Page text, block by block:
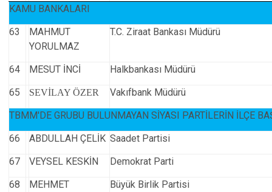
KAMU BANKALARI
63
MAHMUT
YORULMAZ
T.C. Ziraat Bankası Müdürü
64 MESUT İNCİ
Halkbankası Müdürü
65
SEVİLAY ÖZER
Vakıfbank Müdürü
TBMM'DE GRUBU BULUNMAYAN SİYASI PARTİLERİN İLÇE
66
ABDULLAH ÇELİK Saadet Partisi
67
VEYSEL KESKİN
Demokrat Parti
68
MEHMET
Büyük Birlik Partisi